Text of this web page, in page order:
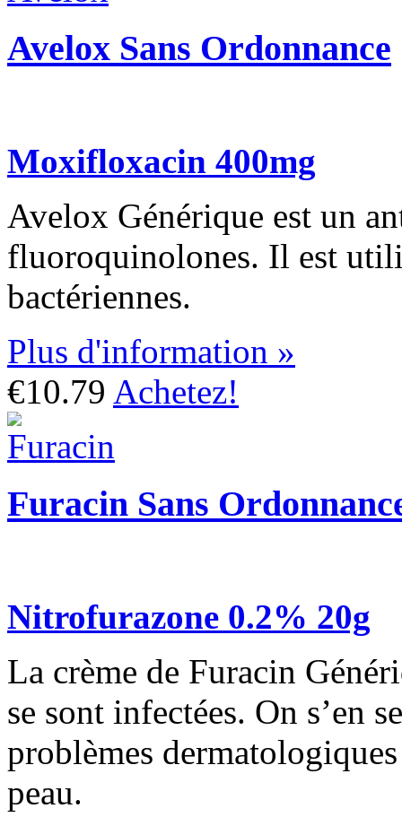
Avelox Sans Ordonnance
Moxifloxacin 400mg
Avelox Générique est un
fluoroquinolones. Il est
bactériennes.
Plus d'information »
€10.79 Achetez!
Furacin Sans
Nitrofurazone 0.2% 20g
La crème de Furacin
se sont infectées. On s’en
problèmes
peau.